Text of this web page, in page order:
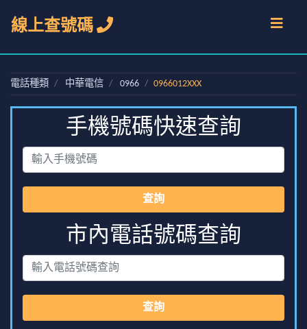
線上查號碼
電話種類 中華電信 0966 0966012XXX
手機號碼快速查詢
查詢
市內電話號碼查詢
查詢